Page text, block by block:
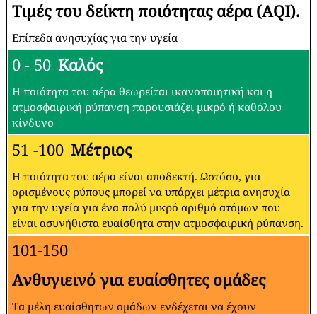
Τιμές του δείκτη ποιότητας αέρα (AQI).
Επίπεδα ανησυχίας για την υγεία
0 - 50 Καλός
Η ποιότητα του αέρα θεωρείται ικανοποιητική και η
ατμοσφαιρική ρύπανση παρουσιάζει μικρό ή καθόλου
κίνδυνο
51 -100 Μέτριος
Η ποιότητα του αέρα είναι αποδεκτή. Ωστόσο, για
ορισμένους ρύπους μπορεί να υπάρχει μέτρια ανησυχία
για την υγεία για ένα πολύ μικρό αριθμό ατόμων που
είναι ασυνήθιστα ευαίσθητα στην ατμοσφαιρική ρύπανση.
101-150
Ανθυγιεινό για ευαίσθητες ομάδες
Τα μέλη ευαίσθητων ομάδων ενδέχεται να έχουν